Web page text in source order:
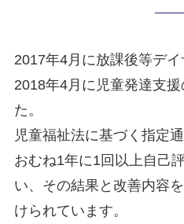
2017年4月に放課後等デイ
2018年4月に児童発達支
た。
児童福祉法に基づく指定
おむね1年に1回以上自己
い、その結果と改善内容
けられています。